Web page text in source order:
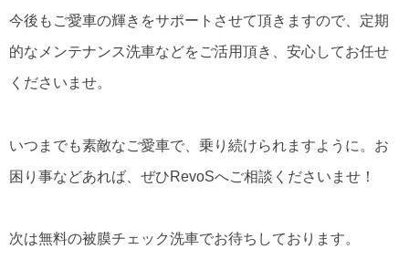
今後もご愛車の輝きをサポートさせて頂きますので、定期
的なメンテナンス洗車などをご活用頂き、安心してお任せ
くださいませ。
いつまでも素敵なご愛車で、乗り続けられますように。お
困り事などあれば、ぜひRevoSへご相談くださいませ！
次は無料の被膜チェック洗車でお待ちしております。